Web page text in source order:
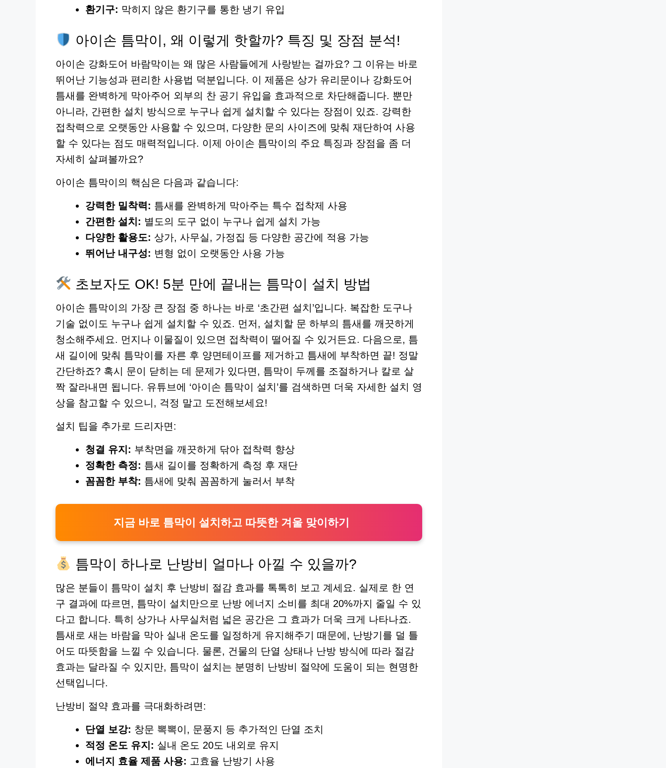
환기구: 막히지 않은 환기구를 통한 냉기 유입
아이손 틈막이, 왜 이렇게 핫할까? 특징 및 장점 분석!
아이손 강화도어 바람막이는 왜 많은 사람들에게 사랑받는 걸까요? 그 이유는 바로
뛰어난 기능성과 편리한 사용법 덕분입니다. 이 제품은 상가 유리문이나 강화도어
틈새를 완벽하게 막아주어 외부의 찬 공기 유입을 효과적으로 차단해줍니다. 뿐만
아니라, 간편한 설치 방식으로 누구나 쉽게 설치할 수 있다는 장점이 있죠. 강력한
접착력으로 오랫동안 사용할 수 있으며, 다양한 문의 사이즈에 맞춰 재단하여 사용
할 수 있다는 점도 매력적입니다. 이제 아이손 틈막이의 주요 특징과 장점을 좀 더
자세히 살펴볼까요?
아이손 틈막이의 핵심은 다음과 같습니다:
강력한 밀착력: 틈새를 완벽하게 막아주는 특수 접착제 사용
간편한 설치: 별도의 도구 없이 누구나 쉽게 설치 가능
다양한 활용도: 상가, 사무실, 가정집 등 다양한 공간에 적용 가능
뛰어난 내구성: 변형 없이 오랫동안 사용 가능
초보자도 OK! 5분 만에 끝내는 틈막이 설치 방법
아이손 틈막이의 가장 큰 장점 중 하나는 바로 ‘초간편 설치’입니다. 복잡한 도구나
기술 없이도 누구나 쉽게 설치할 수 있죠. 먼저, 설치할 문 하부의 틈새를 깨끗하게
청소해주세요. 먼지나 이물질이 있으면 접착력이 떨어질 수 있거든요. 다음으로, 틈
새 길이에 맞춰 틈막이를 자른 후 양면테이프를 제거하고 틈새에 부착하면 끝! 정말
간단하죠? 혹시 문이 닫히는 데 문제가 있다면, 틈막이 두께를 조절하거나 칼로 살
짝 잘라내면 됩니다. 유튜브에 ‘아이손 틈막이 설치’를 검색하면 더욱 자세한 설치 영
상을 참고할 수 있으니, 걱정 말고 도전해보세요!
설치 팁을 추가로 드리자면:
청결 유지: 부착면을 깨끗하게 닦아 접착력 향상
정확한 측정: 틈새 길이를 정확하게 측정 후 재단
꼼꼼한 부착: 틈새에 맞춰 꼼꼼하게 눌러서 부착
지금 바로 틈막이 설치하고 따뜻한 겨울 맞이하기
틈막이 하나로 난방비 얼마나 아낄 수 있을까?
많은 분들이 틈막이 설치 후 난방비 절감 효과를 톡톡히 보고 계세요. 실제로 한 연
구 결과에 따르면, 틈막이 설치만으로 난방 에너지 소비를 최대 20%까지 줄일 수 있
다고 합니다. 특히 상가나 사무실처럼 넓은 공간은 그 효과가 더욱 크게 나타나죠.
틈새로 새는 바람을 막아 실내 온도를 일정하게 유지해주기 때문에, 난방기를 덜 틀
어도 따뜻함을 느낄 수 있습니다. 물론, 건물의 단열 상태나 난방 방식에 따라 절감
효과는 달라질 수 있지만, 틈막이 설치는 분명히 난방비 절약에 도움이 되는 현명한
선택입니다.
난방비 절약 효과를 극대화하려면:
단열 보강: 창문 뽁뽁이, 문풍지 등 추가적인 단열 조치
적정 온도 유지: 실내 온도 20도 내외로 유지
에너지 효율 제품 사용: 고효율 난방기 사용